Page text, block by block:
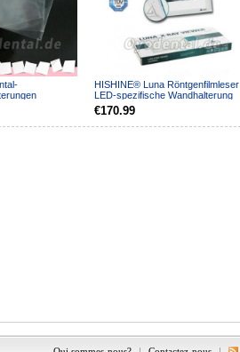
Lagerung
HISHINE® Luna Röntgenfilmleser
LED-spezifische Wandhalterung
€170.99